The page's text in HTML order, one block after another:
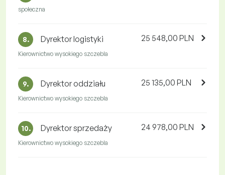
społeczna
8. Dyrektor logistyki
Kierownictwo wysokiego szczebla
25 548,00 PLN
9. Dyrektor oddziału
Kierownictwo wysokiego szczebla
25 135,00 PLN
10. Dyrektor sprzedaży
Kierownictwo wysokiego szczebla
24 978,00 PLN